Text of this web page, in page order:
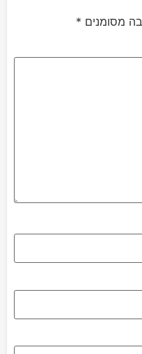
מסומנים *